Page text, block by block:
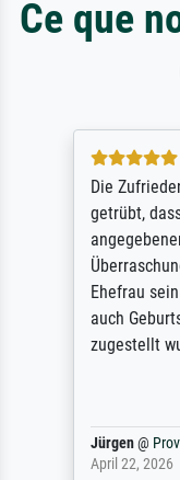
Ce que
Die
getrübt,
Ehefrau
auch
zugestellt
Jürgen@
April 22, 2026